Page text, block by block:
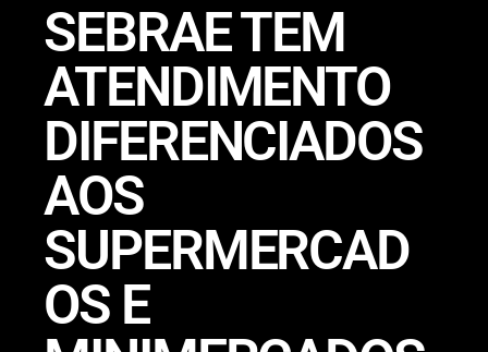
SEBRAE TEM
ATENDIMENTO
DIFERENCIADOS
AOS
SUPERMERCAD
OS E